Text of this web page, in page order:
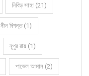
নিবিড় সাহা (21)
নীল দিগন্ত (1)
নূপুর রায় (1)
পাভেল আমান (2)